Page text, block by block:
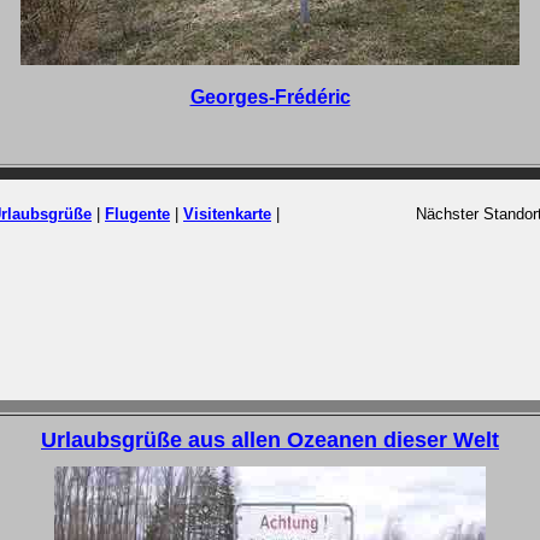
Georges-Frédéric
Flugente Visitenkarte Nächster
Urlaubsgrüße aus allen Ozeanen dieser Welt